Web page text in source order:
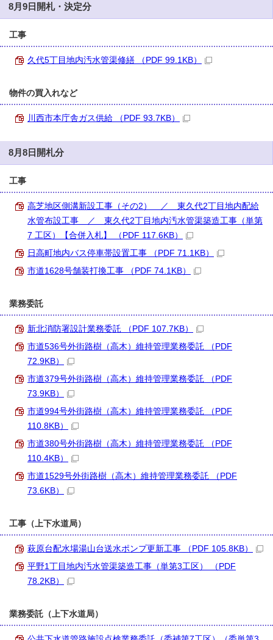
8月9日開札・決定分
工事
久代5丁目地内汚水管渠修繕 （PDF 99.1KB）
物件の買入れなど
川西市本庁舎ガス供給 （PDF 93.7KB）
8月8日開札分
工事
高芝地区側溝新設工事（その2） ／ 東久代2丁目地内配給
水管布設工事 ／ 東久代2丁目地内汚水管渠築造工事（単第
7 工区）【合併入札】 （PDF 117.6KB）
日高町地内バス停車帯設置工事 （PDF 71.1KB）
市道1628号舗装打換工事 （PDF 74.1KB）
業務委託
新北消防署設計業務委託 （PDF 107.7KB）
市道536号外街路樹（高木）維持管理業務委託 （PDF
72.9KB）
市道379号外街路樹（高木）維持管理業務委託 （PDF
73.9KB）
市道994号外街路樹（高木）維持管理業務委託 （PDF
110.8KB）
市道380号外街路樹（高木）維持管理業務委託 （PDF
110.4KB）
市道1529号外街路樹（高木）維持管理業務委託 （PDF
73.6KB）
工事（上下水道局）
萩原台配水場湯山台送水ポンプ更新工事 （PDF 105.8KB）
平野1丁目地内汚水管渠築造工事（単第3工区） （PDF
78.2KB）
業務委託（上下水道局）